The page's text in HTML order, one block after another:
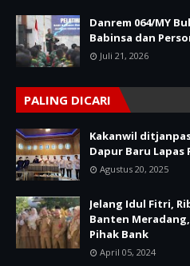
Danrem 064/MY
Babinsa dan
Juli 21, 2026
PALING DICARI
Kakanwil
Dapur Baru
Agustus 20, 2025
Jelang Idul Fitri,
Banten
Pihak Bank
April 05, 2024